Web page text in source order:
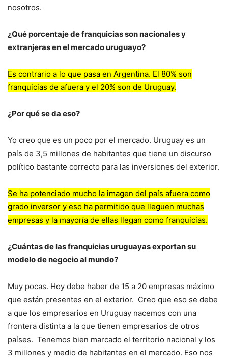
nosotros.
¿Qué porcentaje de franquicias son nacionales y
extranjeras en el mercado uruguayo?
Es contrario a lo que pasa en Argentina. El 80% son
franquicias de afuera y el 20% son de Uruguay.
¿Por qué se da eso?
Yo creo que es un poco por el mercado. Uruguay es un
país de 3,5 millones de habitantes que tiene un discurso
político bastante correcto para las inversiones del exterior.
Se ha potenciado mucho la imagen del país afuera como
grado inversor y eso ha permitido que lleguen muchas
empresas y la mayoría de ellas llegan como franquicias.
¿Cuántas de las franquicias uruguayas exportan su
modelo de negocio al mundo?
Muy pocas. Hoy debe haber de 15 a 20 empresas máximo
que están presentes en el exterior. Creo que eso se debe
a que los empresarios en Uruguay nacemos con una
frontera distinta a la que tienen empresarios de otros
países. Tenemos bien marcado el territorio nacional y los
3 millones y medio de habitantes en el mercado. Eso nos